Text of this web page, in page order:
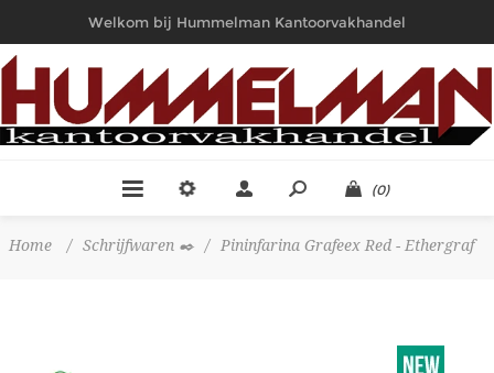
Welkom bij Hummelman Kantoorvakhandel
(0)
Home / Schrijfwaren ✒️ / Pininfarina Grafeex Red - Ethergraf